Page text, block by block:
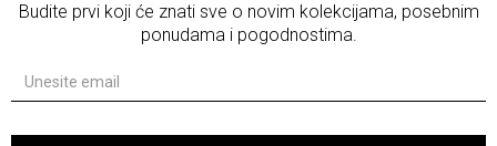
Budite prvi koji će znati sve o novim kolekcijama, posebnim
ponudama i pogodnostima.